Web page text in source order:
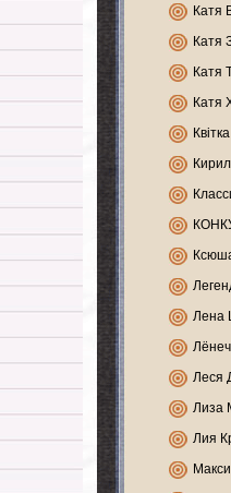
Катя
Катя
Катя
Катя
Лена
Леся
Лиза
Лия